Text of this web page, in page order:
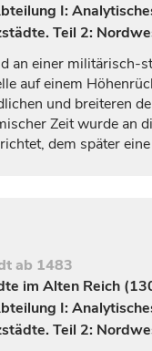
I:
Teil 2:
an einer militärisch-
auf einem
und breiteren
Zeit wurde an
dem später
ab 1483
im Alten Reich
I:
Teil 2: